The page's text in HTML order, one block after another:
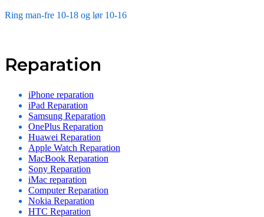
Ring man-fre 10-18 og lør 10-16
Reparation
iPhone reparation
iPad Reparation
Samsung Reparation
OnePlus Reparation
Huawei Reparation
Apple Watch Reparation
MacBook Reparation
Sony Reparation
iMac reparation
Computer Reparation
Nokia Reparation
HTC Reparation